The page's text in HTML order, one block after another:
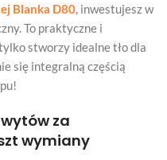
Blanka D80, inwestujesz w
To praktyczne i
stworzy idealne tło dla
się integralną częścią
za
wymiany